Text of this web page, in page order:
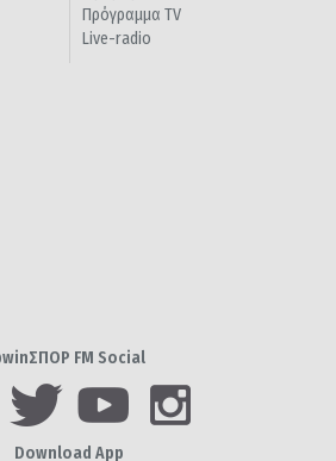
Πρόγραμμα TV
Live-radio
FM Social
Download App